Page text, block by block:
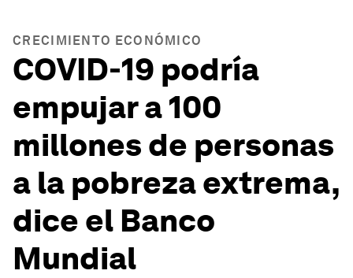
CRECIMIENTO ECONÓMICO
COVID-19 podría
empujar a 100
millones de personas
a la pobreza extrema,
dice el Banco
Mundial